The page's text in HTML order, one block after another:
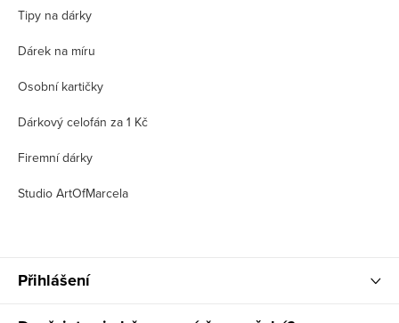
Tipy na dárky
Dárek na míru
Osobní kartičky
Dárkový celofán za 1 Kč
Firemní dárky
Studio ArtOfMarcela
Přihlášení